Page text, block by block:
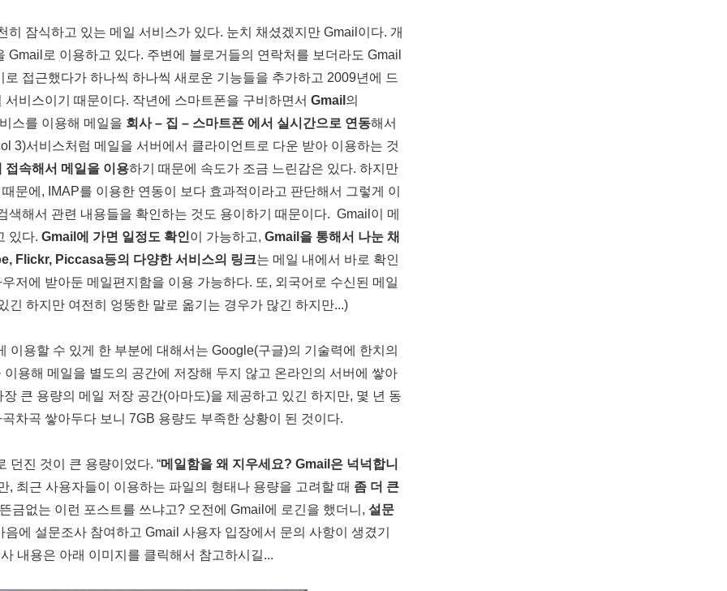
잠식하고 있는 메일 서비스가 있다. 눈치 채셨겠지만 Gmail이다. 개
로 이용하고 있다. 주변에 블로거들의 연락처를 보더라도 Gmail
접근했다가 하나씩 하나씩 새로운 기능들을 추가하고 2009년에 드
비스이기 때문이다. 작년에 스마트폰을 구비하면서 Gmail 의
스를 이용해 메일을 회사 – 집 – 스마트폰 에서 실시간으로 연동해서
3)서비스처럼 메일을 서버에서 클라이언트로 다운 받아 이용하는 것
접속해서 메일을 이용하기 때문에 속도가 조금 느린감은 있다. 하지만
문에, IMAP를 이용한 연동이 보다 효과적이라고 판단해서 그렇게 이
해서 관련 내용들을 확인하는 것도 용이하기 때문이다. Gmail이 메
있다. Gmail에 가면 일정도 확인이 가능하고, Gmail을 통해서 나눈 채
Flickr, Piccasa등의 다양한 서비스의 링크는 메일 내에서 바로 확인
저에 받아둔 메일편지함을 이용 가능하다. 또, 외국어로 수신된 메일
긴 하지만 여전히 엉뚱한 말로 옮기는 경우가 많긴 하지만...)
용할 수 있게 한 부분에 대해서는 Google(구글)의 기술력에 한치의
용해 메일을 별도의 공간에 저장해 두지 않고 온라인의 서버에 쌓아
큰 용량의 메일 저장 공간(아마도)을 제공하고 있긴 하지만, 몇 년 동
차곡 쌓아두다 보니 7GB 용량도 부족한 상황이 된 것이다.
던진 것이 큰 용량이었다. “메일함을 왜 지우세요? Gmail은 넉넉합니
, 최근 사용자들이 이용하는 파일의 형태나 용량을 고려할 때 좀 더 큰
금없는 이런 포스트를 쓰냐고? 오전에 Gmail에 로긴을 했더니, 설문
에 설문조사 참여하고 Gmail 사용자 입장에서 문의 사항이 생겼기
내용은 아래 이미지를 클릭해서 참고하시길...